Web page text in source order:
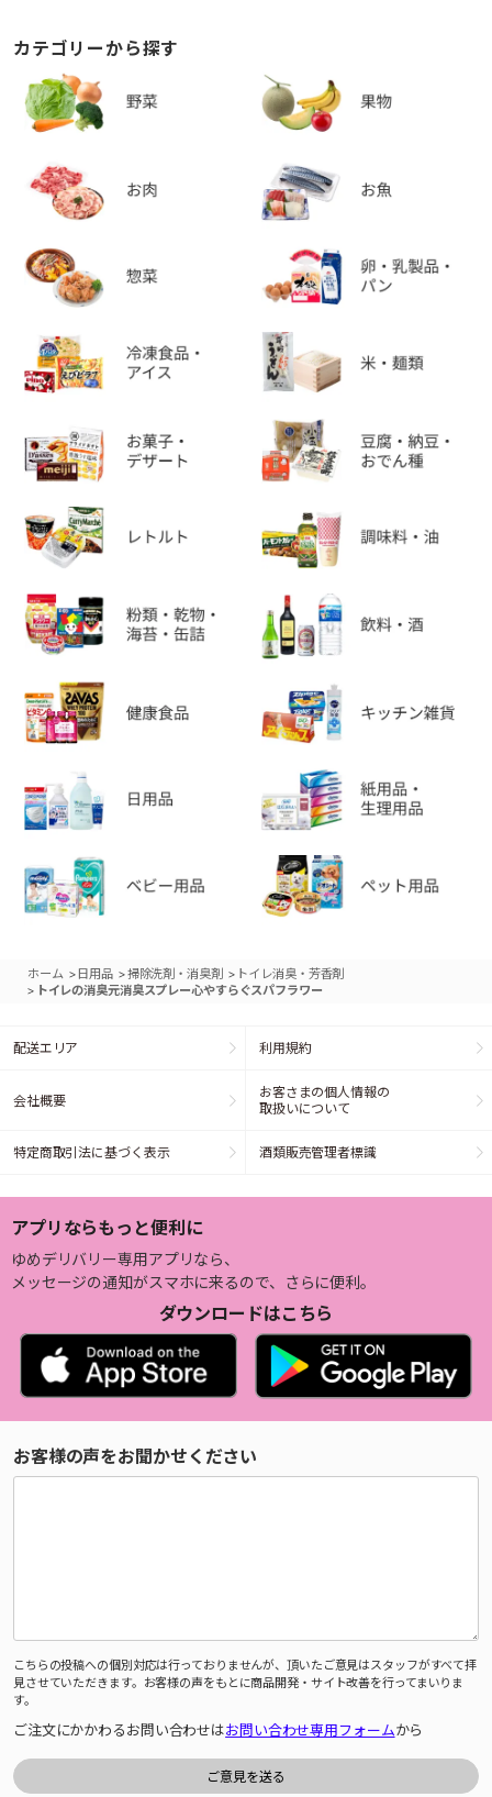
カテゴリーから探す
ホーム > 日用品 >掃除洗剤・消臭剤 > トイレ消臭・芳香剤
> トイレの消臭元消臭スプレー心やすらぐスパフラワー
配送エリア 利用規約
会社概要
お客さまの個人情報の
取扱いについて
特定商取引法に基づく表示 酒類販売管理者標識
アプリならもっと便利に
ゆめデリバリー専用アプリなら、
メッセージの通知がスマホに来るので、さらに便利。
ダウンロードはこちら
お客様の声をお聞かせください
こちらの投稿への個別対応は行っておりませんが、頂いたご意見はスタッフがすべて拝
見させていただきます。お客様の声をもとに商品開発・サイト改善を行ってまいりま
す。
ご注文にかかわるお問い合わせはお問い合わせ専用フォームから